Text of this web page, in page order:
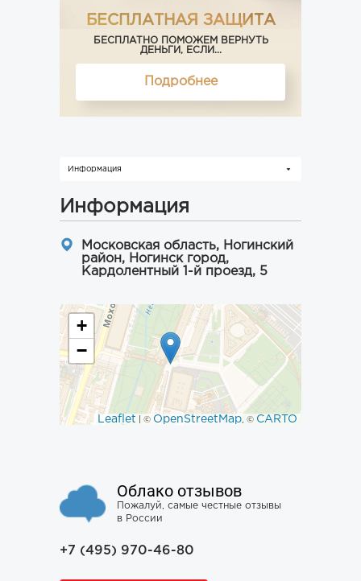
БЕСПЛАТНАЯ ЗАЩИТА
БЕСПЛАТНО ПОМОЖЕМ ВЕРНУТЬ
ДЕНЬГИ, ЕСЛИ...
Подробнее
Информация
Информация
Московская область, Ногинский
район, Ногинск город,
Кардолентный 1-й проезд, 5
+
−
Leaflet | © OpenStreetMap, © CARTO
Облако отзывов
Пожалуй, самые честные отзывы
в России
+7 (495) 970-46-80